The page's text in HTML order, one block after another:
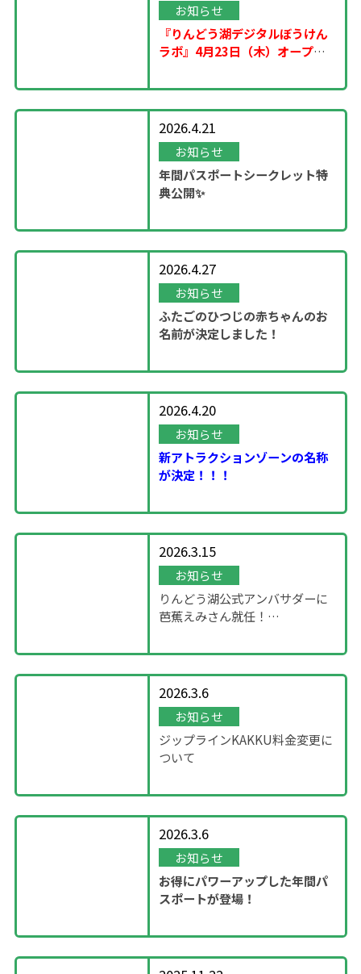
お知らせ
『りんどう湖デジタルぼうけん
ラボ』4月23日（木）オープ
2026.4.21
お知らせ
年間パスポートシークレット特
典公開✨
2026.4.27
お知らせ
ふたごのひつじの赤ちゃんのお
名前が決定しました！
2026.4.20
お知らせ
新アトラクションゾーンの名称
が決定！！！
2026.3.15
お知らせ
りんどう湖公式アンバサダーに
芭蕉えみさん就任！
2026.3.6
お知らせ
ジップラインKAKKU料金変更に
ついて
2026.3.6
お知らせ
お得にパワーアップした年間パ
スポートが登場！